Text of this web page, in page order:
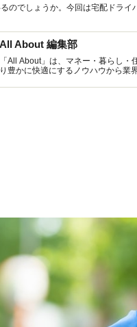
のでしょうか。今回は宅配ドライ
All About 編集部
「All About」は、マネー・暮らし
り豊かに快適にするノウハウから業